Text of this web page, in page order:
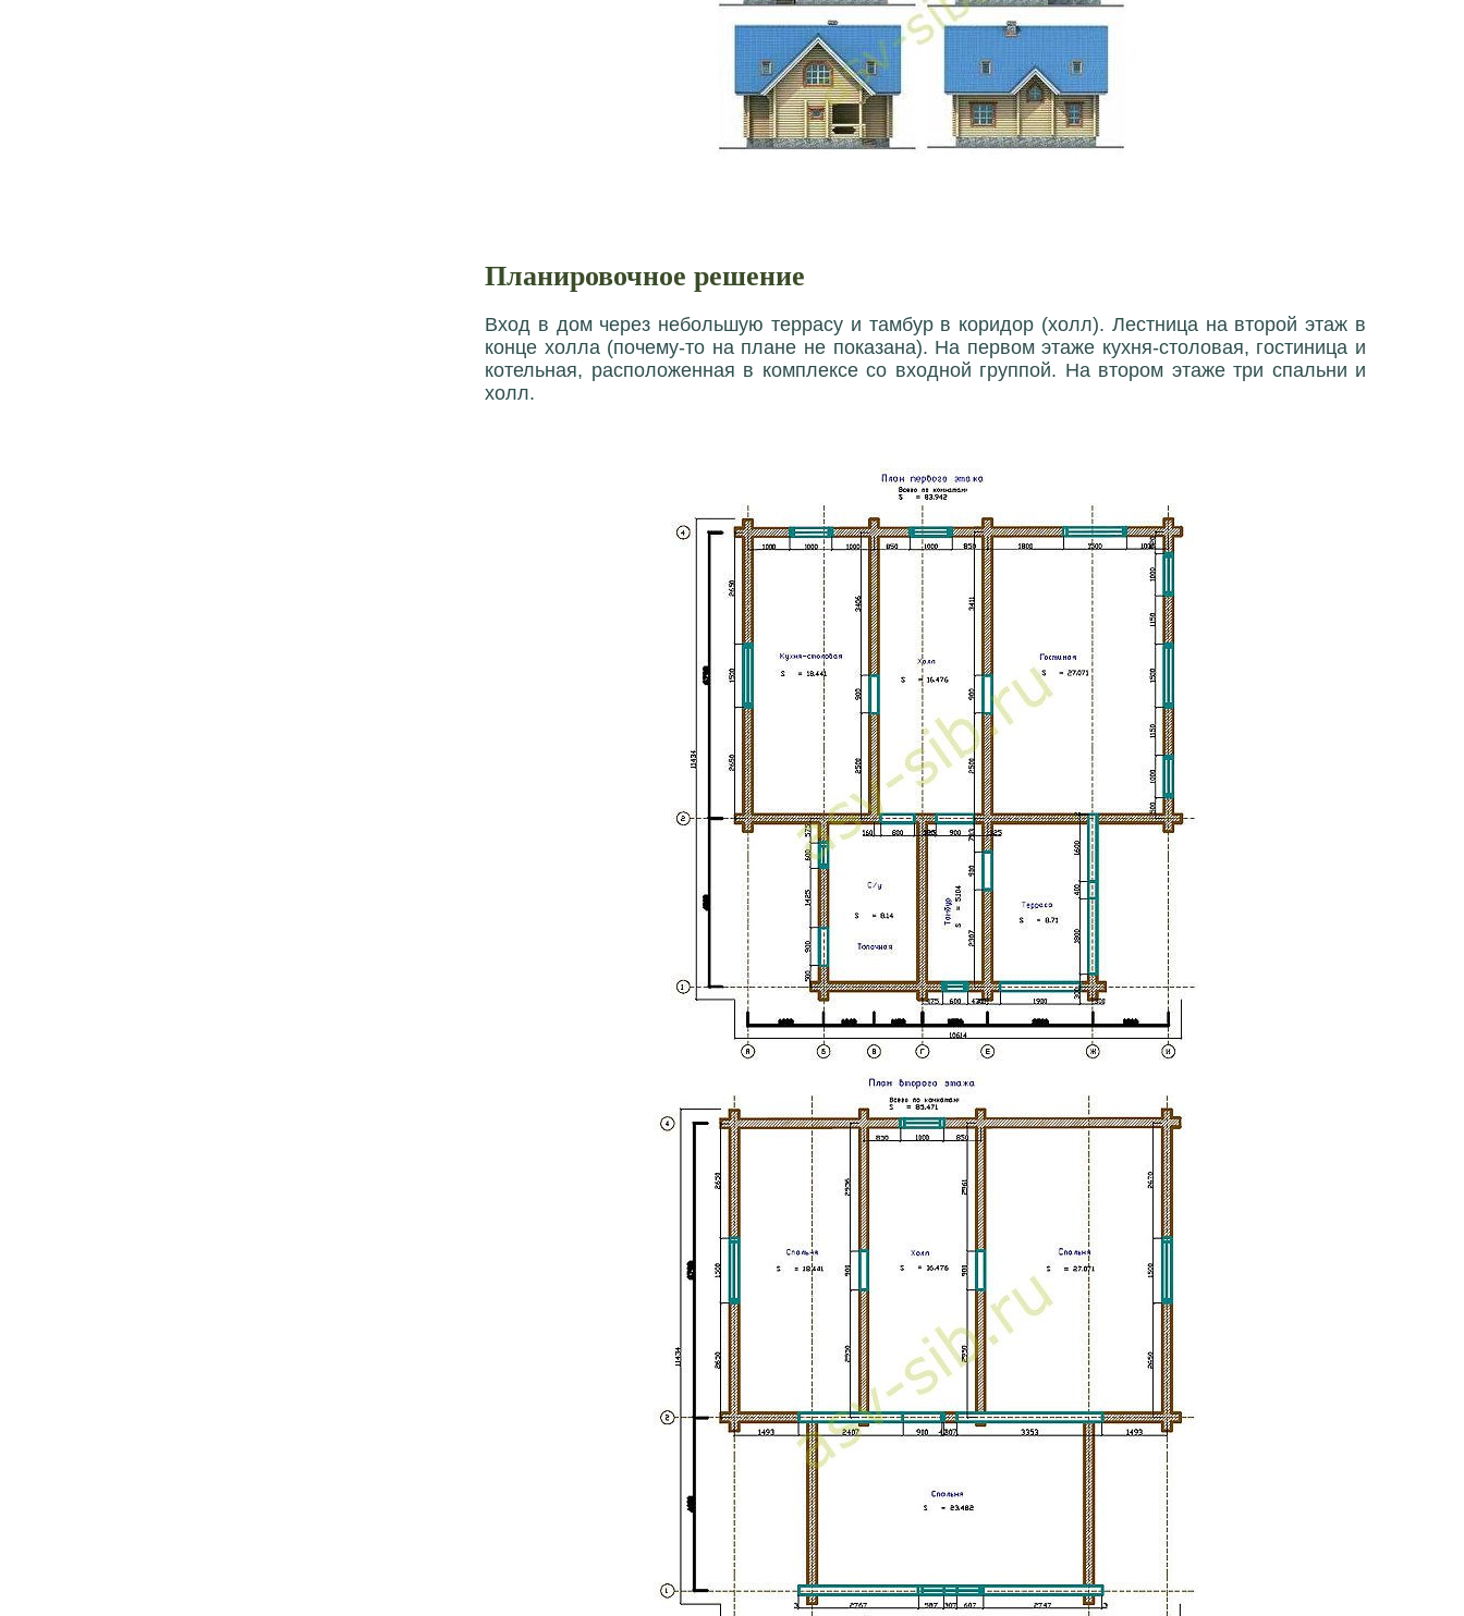
Планировочное решение
Вход в дом через небольшую террасу и тамбур в коридор (холл). Лестница на второй этаж в
конце холла (почему-то на плане не показана). На первом этаже кухня-столовая, гостиница и
котельная, расположенная в комплексе со входной группой. На втором этаже три спальни и
холл.